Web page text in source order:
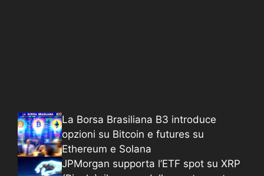
La Borsa Brasiliana B3 introduce
opzioni su Bitcoin e futures su
Ethereum e Solana
JPMorgan supporta l’ETF spot su XRP